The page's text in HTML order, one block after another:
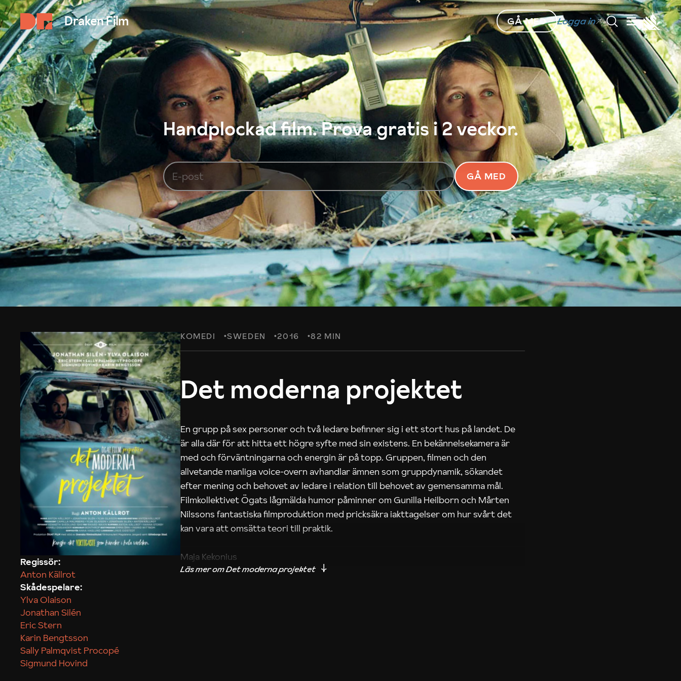
Draken Film GÅ MED Logga in
Handplockad film. Prova gratis i 2 veckor.
GÅ MED
KOMEDI SWEDEN 2016 82 MIN
Det moderna projektet
En grupp på sex personer och två ledare befinner sig i ett stort hus på landet. De
är alla där för att hitta ett högre syfte med sin existens. En bekännelsekamera är
med och förväntningarna och energin är på topp. Gruppen, filmen och den
allvetande manliga voice-overn avhandlar ämnen som gruppdynamik, sökandet
efter mening och behovet av ledare i relation till behovet av gemensamma mål.
Filmkollektivet Ögats lågmälda humor påminner om Gunilla Heilborn och Mårten
Nilssons fantastiska filmproduktion med pricksäkra iakttagelser om hur svårt det
kan vara att omsätta teori till praktik.
Maja Kekonius
Regissör:
Anton Källrot
Skådespelare:
Ylva Olaison
Jonathan Silén
Eric Stern
Karin Bengtsson
Sally Palmqvist Procopé
Sigmund Hovind